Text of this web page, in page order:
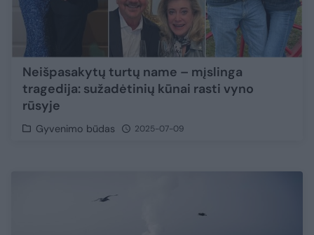
Neišpasakytų turtų name – mįslinga
tragedija: sužadėtinių kūnai rasti vyno
rūsyje
Gyvenimo būdas 2025-07-09